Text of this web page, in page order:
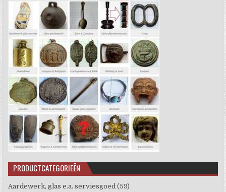
PRODUCTCATEGORIEËN
Aardewerk, glas e.a. serviesgoed (59)